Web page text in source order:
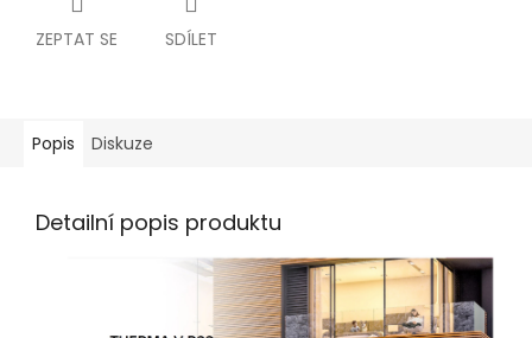
ZEPTAT SE SDÍLET
Popis Diskuze
Detailní popis produktu